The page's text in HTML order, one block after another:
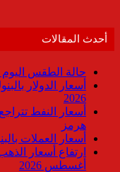
أحدث المقالات
حالة الطقس اليوم
2026
أسعار النفط
هرمز
أسعار العملات
أغسطس 2026